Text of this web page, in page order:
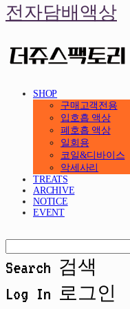
전자담배액상
SHOP
구매고객전용
입호흡 액상
폐호흡 액상
일회용
코일&디바이스
악세사리
TREATS
ARCHIVE
NOTICE
EVENT
Search 검색
Log In 로그인